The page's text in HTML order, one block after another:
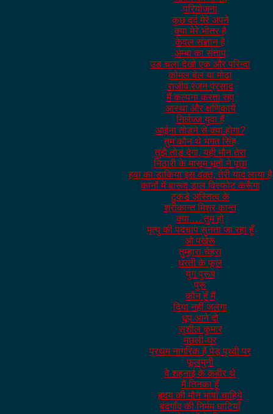
परियोजना
कुछ दर्द मेरे अपने
क्या मेरे भीतर है
केवल संज्ञान है
अम्बा का संताप
उड चला देखो एक और परिन्दा
कोमल बेल या मोढा
राजीव रंजन प्रसाद
मैं कल्पना करता रहा
आस्था और क्षणिकायें
निर्लज्ज युवा हैं
आईना तोडने से क्या होगा?
तुम कौन थे भगत सिंह
तुझे तोड़ देगा, यही मौन तेरा
निठारी के मासूम भूतों ने पूछा
हवा का डाकिया इस वक़्त, तेरी याद लाया है
कानों में बारूद डाल विस्फोट करूँगा
टुकडे अस्तित्व के
श्रीकान्त मिश्र कान्त
क्या … तुम हो
मृत्यु की पदचाप सुनता जा रहा हूँ
ओ पखेरू
तुम्हारा चेहरा
धरती के फूल
युग पुरूष
पुरू
कौन हूँ मैं
दिया नहीं जलेगा
धूप आने दो
सुशील कुमार
मछली-घर
प्रथम नागरिक हैं पेड़ पृथ्वी पर
फूलमुनी
वे शहनाई के कबीर थे
मैं तिनका हूँ
हृदय की मौन भाषा चाहिये
बंदगाँव की निर्मम घाटियाँ